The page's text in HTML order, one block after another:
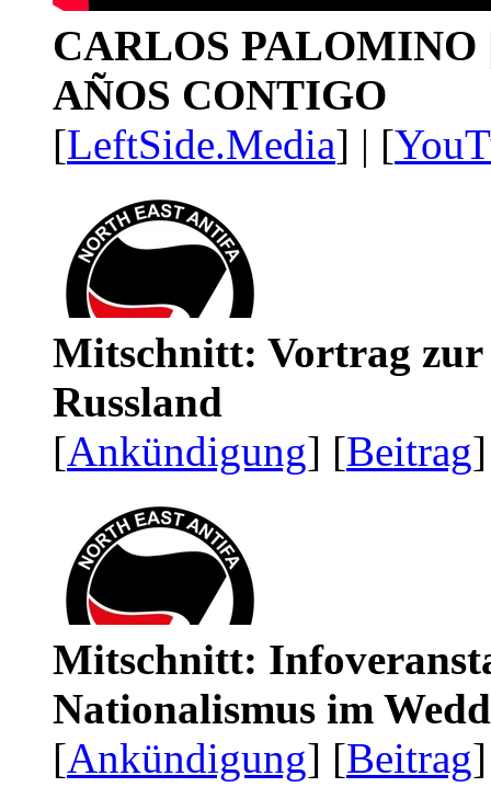
CARLOS PALOMINO
AÑOS CONTIGO
[LeftSide.Media] | [
Mitschnitt: Vortrag zur
Russland
[Ankündigung] [Beitrag
Mitschnitt:
Nationalismus im
[Ankündigung] [Beitrag